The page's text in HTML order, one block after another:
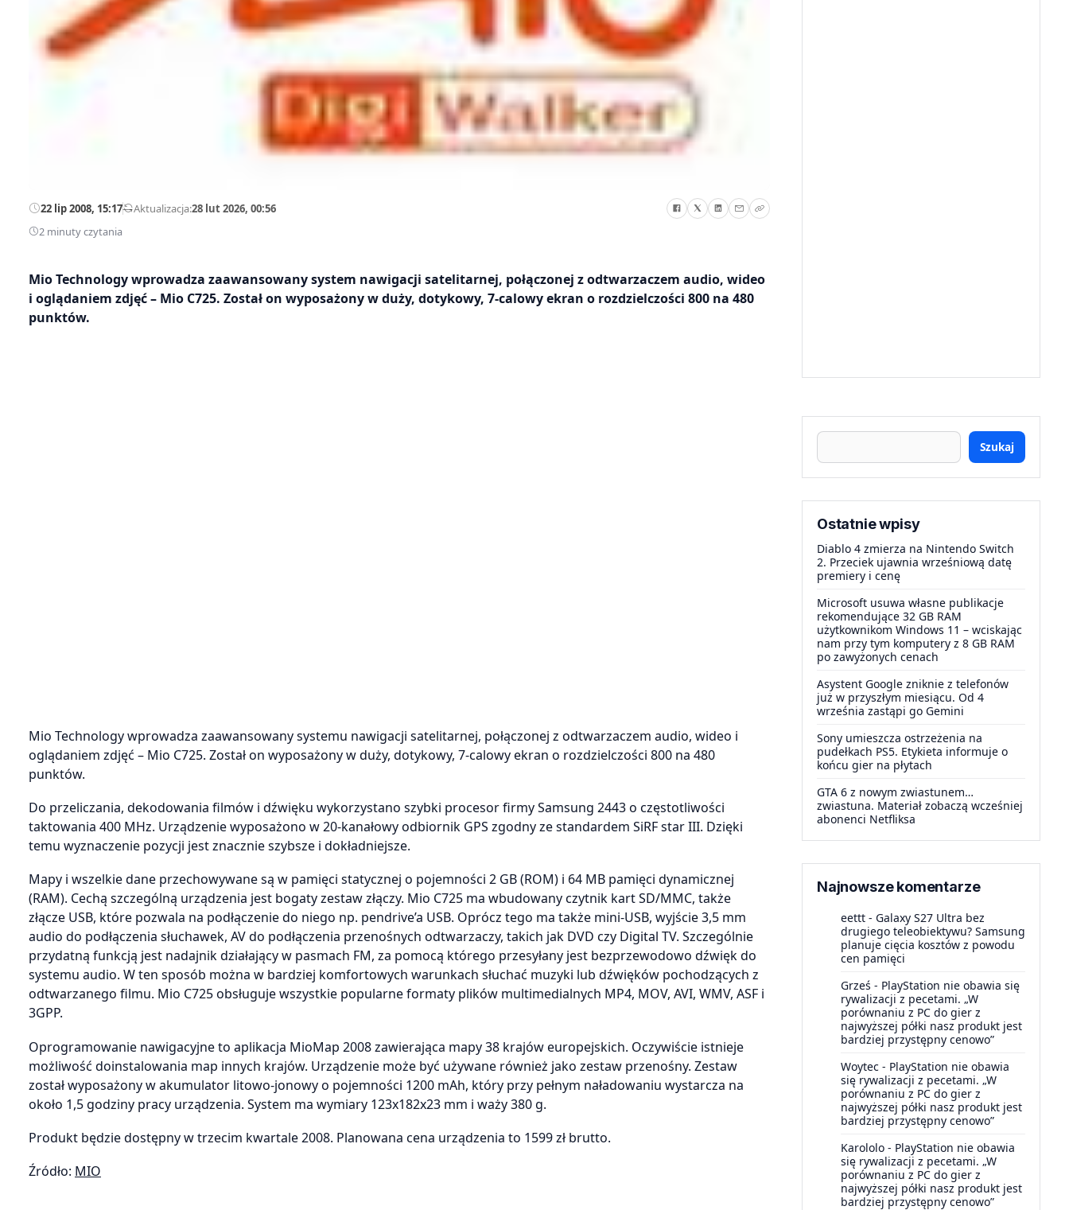
22 lip 2008, 15:17—Aktualizacja:28 lut 2026, 00:56
2 minuty czytania
Mio Technology wprowadza zaawansowany system nawigacji satelitarnej, połączonej z odtwarzaczem audio, wideo
i oglądaniem zdjęć – Mio C725. Został on wyposażony w duży, dotykowy, 7-calowy ekran o rozdzielczości 800 na 480
punktów.
Mio Technology wprowadza zaawansowany systemu nawigacji satelitarnej, połączonej z odtwarzaczem audio, wideo i
oglądaniem zdjęć – Mio C725. Został on wyposażony w duży, dotykowy, 7-calowy ekran o rozdzielczości 800 na 480
punktów.
Do przeliczania, dekodowania filmów i dźwięku wykorzystano szybki procesor firmy Samsung 2443 o częstotliwości
taktowania 400 MHz. Urządzenie wyposażono w 20-kanałowy odbiornik GPS zgodny ze standardem SiRF star III. Dzięki
temu wyznaczenie pozycji jest znacznie szybsze i dokładniejsze.
Mapy i wszelkie dane przechowywane są w pamięci statycznej o pojemności 2 GB (ROM) i 64 MB pamięci dynamicznej
(RAM). Cechą szczególną urządzenia jest bogaty zestaw złączy. Mio C725 ma wbudowany czytnik kart SD/MMC, także
złącze USB, które pozwala na podłączenie do niego np. pendrive’a USB. Oprócz tego ma także mini-USB, wyjście 3,5 mm
audio do podłączenia słuchawek, AV do podłączenia przenośnych odtwarzaczy, takich jak DVD czy Digital TV. Szczególnie
przydatną funkcją jest nadajnik działający w pasmach FM, za pomocą którego przesyłany jest bezprzewodowo dźwięk do
systemu audio. W ten sposób można w bardziej komfortowych warunkach słuchać muzyki lub dźwięków pochodzących z
odtwarzanego filmu. Mio C725 obsługuje wszystkie popularne formaty plików multimedialnych MP4, MOV, AVI, WMV, ASF i
3GPP.
Oprogramowanie nawigacyjne to aplikacja MioMap 2008 zawierająca mapy 38 krajów europejskich. Oczywiście istnieje
możliwość doinstalowania map innych krajów. Urządzenie może być używane również jako zestaw przenośny. Zestaw
został wyposażony w akumulator litowo-jonowy o pojemności 1200 mAh, który przy pełnym naładowaniu wystarcza na
około 1,5 godziny pracy urządzenia. System ma wymiary 123x182x23 mm i waży 380 g.
Produkt będzie dostępny w trzecim kwartale 2008. Planowana cena urządzenia to 1599 zł brutto.
Źródło: MIO
Szukaj
Ostatnie wpisy
Diablo 4 zmierza na Nintendo Switch
2. Przeciek ujawnia wrześniową datę
premiery i cenę
Microsoft usuwa własne publikacje
rekomendujące 32 GB RAM
użytkownikom Windows 11 – wciskając
nam przy tym komputery z 8 GB RAM
po zawyżonych cenach
Asystent Google zniknie z telefonów
już w przyszłym miesiącu. Od 4
września zastąpi go Gemini
Sony umieszcza ostrzeżenia na
pudełkach PS5. Etykieta informuje o
końcu gier na płytach
GTA 6 z nowym zwiastunem…
zwiastuna. Materiał zobaczą wcześniej
abonenci Netfliksa
Najnowsze komentarze
eettt - Galaxy S27 Ultra bez
drugiego teleobiektywu? Samsung
planuje cięcia kosztów z powodu
cen pamięci
Grześ - PlayStation nie obawia się
rywalizacji z pecetami. „W
porównaniu z PC do gier z
najwyższej półki nasz produkt jest
bardziej przystępny cenowo”
Woytec - PlayStation nie obawia
się rywalizacji z pecetami. „W
porównaniu z PC do gier z
najwyższej półki nasz produkt jest
bardziej przystępny cenowo”
Karololo - PlayStation nie obawia
się rywalizacji z pecetami. „W
porównaniu z PC do gier z
najwyższej półki nasz produkt jest
bardziej przystępny cenowo”